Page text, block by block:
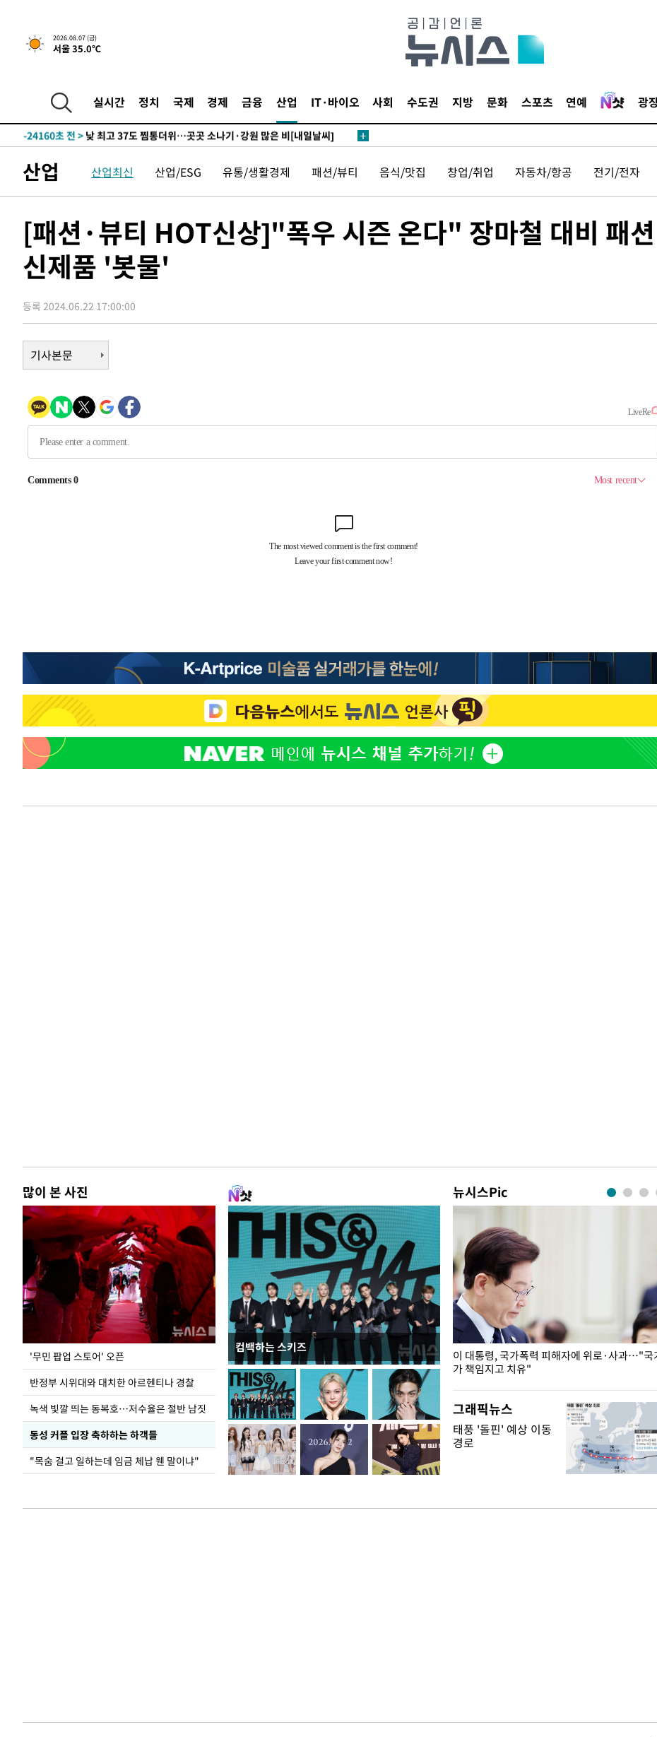
2026.08.07 (금)
서울 35.0℃
실시간 정치 국제 경제 금융 산업 IT·바이오 사회 수도권 지방 문화 스포츠 연예 광
26분 전 >민주 콩고 에볼라환자 4천명 돌파, 4053명 발생 1850명 사망
-26262초 전 >"낮 기온 소폭 하락"…수도권 폭염중대경보, 폭염경보로 하향
-26189초 전 >
[단독]중수청 지원 검사들, 정원 초과 시 낮은 계급 임용…희망지 못
-24160초 전 >
-22466초 전 > SK하이닉스, 용인·청주 팹에 54조 투자…"AI 메모리 수요 선제 대
-18575초 전 >
외국인 심판 성 접대 7경기 들여다보니…한국 축구 '5승 2무'
-18309초 전 >[속보]코스닥, 2.86포인트(0.36%) 내린 798.81마감
-18242초 전 >
[속보]원·달러 환율, 7.7원 내린 1416.1원 마감
-18131초 전 >[속보] 노원서 40.1도 관측…서울, 2018년 이후 첫 40도
-15221초 전 >[속보]종합특검, '계엄 수용공간 확보' 신용해 前교정본부장 기소
-14065초 전 >11시간 압수수색에 성접대 파문까지…'쑥대밭' 된 축구협회
병태 후임
-9445초 전 >
[속보]국힘 윤리위, '돌려차기 발언' 진종오·서범수 징계 절차 개시
-4770초 전 >[속보] 7월 중국 수출 23.9%↑ 수입 27.5%↑…무역총액 25.3%↑
-1930초 전 > [속보]'채상병 순직 책임' 임성근, 항소심도 징역 3년
-1796초 전 >[속보]종합특검, '관저이전 봐주기 감사' 유병호 구속기소
SK하이닉스, 용인·청주 팹에 54조 투자…"AI 메모리 수요 선제 대
여자배구 이재영·이다영 자매, 아제르바이잔 투란VC 입단
-18131초 전 >[속보] 노원서 40.1도 관측…서울, 2018년 이후 첫 40도
-15221초 전 >
[속보]종합특검, '계엄 수용공간 확보' 신용해 前교정본부장 기소
-14065초 전 > 11시간 압수수색에 성접대 파문까지…'쑥대밭' 된 축구협회
-13087초 전 >[속보]규제합리화위원회 부위원장에 김태유 서울대 공대 교수…이
병태 후임
-9445초 전 >
[속보]국힘 윤리위, '돌려차기 발언' 진종오·서범수 징계 절차 개시
-4770초 전 >[속보] 7월 중국 수출 23.9%↑ 수입 27.5%↑…무역총액 25.3%↑
-1796초 전 >[속보]종합특검, '관저이전 봐주기 감사' 유병호 구속기소
산업 산업최신 산업/ESG 유통/생활경제 패션/뷰티 음식/맛집 창업/취업 자동차/항공 전기/전자
[패션·뷰티 HOT신상]"폭우 시즌 온다" 장마철 대비 패션
신제품 '봇물'
등록 2024.06.22 17:00:00
기사본문
많이 본 사진
'무민 팝업 스토어' 오픈
반정부 시위대와 대치한 아르헨티나 경찰
녹색 빛깔 띄는 동복호…저수율은 절반 남짓
동성 커플 입장 축하하는 하객들
"목숨 걸고 일하는데 임금 체납 웬 말이냐"
컴백하는 스키즈
뉴시스Pic
지석천 뒤덮은 개구리밥
이 대통령, 국가폭력 피해자에 위로·사과…"국
가 책임지고 치유"
그래픽뉴스
태풍 '돌핀' 예상 이동
경로
2
"여군 지원 막힌 UDT 훈련 직접
다"…707 출신 女유튜버 '완벽
3 전현무 "전 연인 집착에 친구들
4
박찬민 딸 박민하, 배우·국가대
5
SK하이닉스, 주당 375원 분기